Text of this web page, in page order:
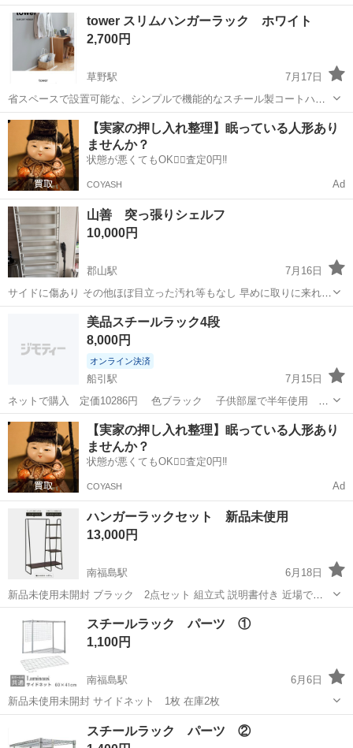
どを置く棚として使用していたものです。
福島 郡山市 安積永盛駅 収納家具 フライパン
tower スリムハンガーラック ホワイト
2,700円
草野駅
7月17日
省スペースで設置可能な、シンプルで機能的なスチール製コートハン
ガーです。 当方、猫がおり、このハンガーは危険でした。 設置後直ぐ
に撤去で保管していました。 なのでほぼ新品同様かと思います。 - ブ
ランド: Yamazak...
福島 いわき市 草野駅 収納家具 tower
【実家の押し入れ整理】眠っている人形あり
ませんか？
状態が悪くてもOK🙆‍♀️査定0円‼️
COYASH Ad
山善 突っ張りシェルフ
10,000円
郡山駅
7月16日
サイドに傷あり その他ほぼ目立った汚れ等もなし 早めに取りに来れる
方。
郡山駅 収納家具
美品スチールラック4段
8,000円
オンライン決済
船引駅
7月15日
ネットで購入 定価10286円 色ブラック 子供部屋で半年使用
現金も可能 組み立ててそのままになっております。バラしも可能
です。どちらがいいのかお問い合わせください。
福島 田村郡 船引駅 収納家具 バラ
【実家の押し入れ整理】眠っている人形あり
ませんか？
状態が悪くてもOK🙆‍♀️査定0円‼️
COYASH Ad
ハンガーラックセット 新品未使用
13,000円
南福島駅
6月18日
新品未使用未開封 ブラック 2点セット 組立式 説明書付き 近場でし
たら届けます！
収納家具 ラック
スチールラック パーツ ①
1,100円
南福島駅
6月6日
新品未使用未開封 サイドネット 1枚 在庫2枚
収納家具 新品
スチールラック パーツ ②